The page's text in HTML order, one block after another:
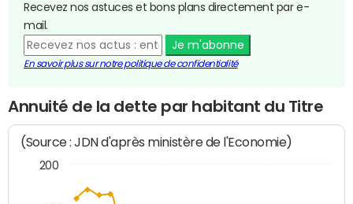
Recevez nos astuces et bons plans directement par e-
mail.
Je m'abonne
En savoir plus sur notre politique de confidentialité
Annuité de la dette par habitant du Titre
(Source : JDN d'après ministère de l'Economie)
200